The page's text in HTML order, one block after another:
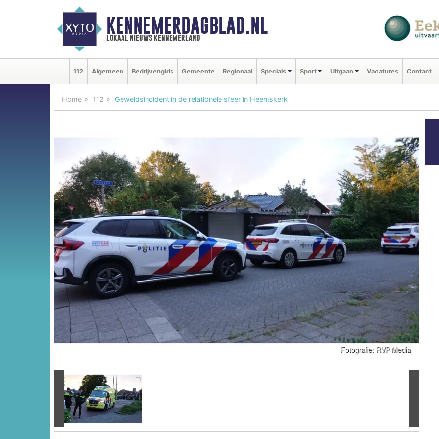
KENNEMERDAGBLAD.NL
lokaal nieuws kennemerland
112 Algemeen Bedrijvengids Gemeente Regionaal Specials Sport Uitgaan Vacatures Contact
Home 112 Geweldsincident in de relationele sfeer in Heemskerk
Vorige